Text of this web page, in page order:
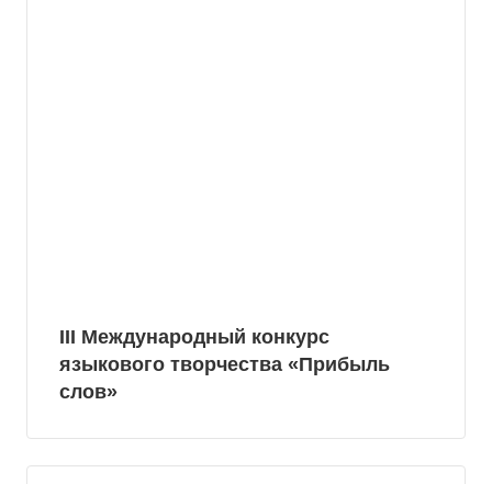
III Международный конкурс
языкового творчества «Прибыль
слов»